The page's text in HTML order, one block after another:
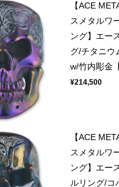
【ACE
スメタル
ング】エー
グ/チタニウ
w/竹内彫金
¥214,500
【ACE
スメタル
ング】エー
ルリング/コ